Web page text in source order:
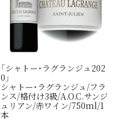
「シャトー･ラグランジュ202
0」
シャトー･ラグランジュ/フラ
ンス/格付け3級/A.O.C.サンジ
ュリアン/赤ワイン/750ml/1
本